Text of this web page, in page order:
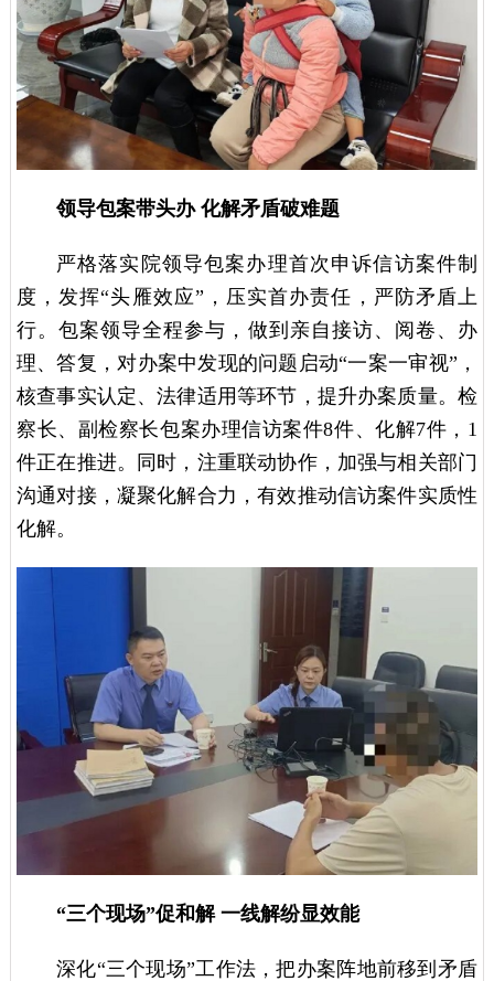
领导包案带头办 化解矛盾破难题
严格落实院领导包案办理首次申诉信访案件制
度，发挥“头雁效应”，压实首办责任，严防矛盾上
行。包案领导全程参与，做到亲自接访、阅卷、办
理、答复，对办案中发现的问题启动“一案一审视”，
核查事实认定、法律适用等环节，提升办案质量。检
察长、副检察长包案办理信访案件8件、化解7件，1
件正在推进。同时，注重联动协作，加强与相关部门
沟通对接，凝聚化解合力，有效推动信访案件实质性
化解。
“三个现场”促和解 一线解纷显效能
深化“三个现场”工作法，把办案阵地前移到矛盾